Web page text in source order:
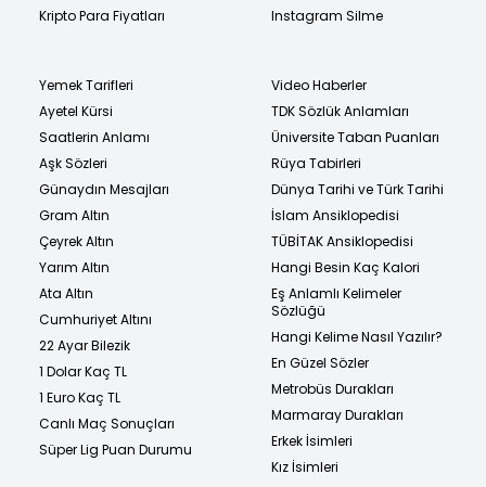
Kripto Para Fiyatları
Instagram Silme
Yemek Tarifleri
Ayetel Kürsi
Saatlerin Anlamı
Aşk Sözleri
Günaydın Mesajları
Gram Altın
Çeyrek Altın
Yarım Altın
Ata Altın
Cumhuriyet Altını
22 Ayar Bilezik
1 Dolar Kaç TL
1 Euro Kaç TL
Canlı Maç Sonuçları
Süper Lig Puan Durumu
Video Haberler
TDK Sözlük Anlamları
Üniversite Taban Puanları
Rüya Tabirleri
Dünya Tarihi ve Türk Tarihi
İslam Ansiklopedisi
TÜBİTAK Ansiklopedisi
Hangi Besin Kaç Kalori
Eş Anlamlı Kelimeler
Sözlüğü
Hangi Kelime Nasıl Yazılır?
En Güzel Sözler
Metrobüs Durakları
Marmaray Durakları
Erkek İsimleri
Kız İsimleri